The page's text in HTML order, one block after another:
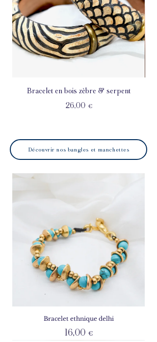
Bracelet en bois zèbre & serpent
Prix
26,00 €
Découvrir nos bangles et manchettes
Bracelet ethnique delhi
Prix
16,00 €